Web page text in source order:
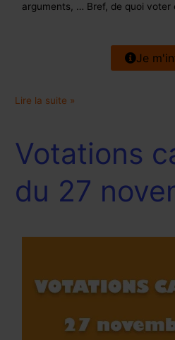
arguments, … Bref, de quoi
Je
Lire la suite »
Votations
du 27
Votations
cantonales
27
novembre